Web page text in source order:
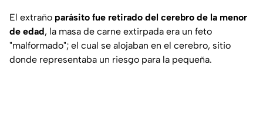
El extraño parásito fue retirado del cerebro de la menor
de edad, la masa de carne extirpada era un feto
"malformado"; el cual se alojaban en el cerebro, sitio
donde representaba un riesgo para la pequeña.